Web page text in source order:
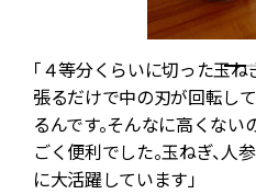
「４等分くらいに切った玉
張るだけで中の刃が回転し
るんです。そんなに高くな
ごく便利でした。玉ねぎ、
に大活躍しています」